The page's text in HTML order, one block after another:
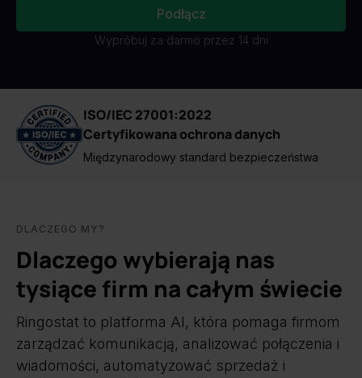
Podłącz
Wypróbuj za darmo przez 14 dni
ISO/IEC 27001:2022
Certyfikowana ochrona danych
Międzynarodowy standard bezpieczeństwa
DLACZEGO MY?
Dlaczego wybierają nas
tysiące firm na całym świecie
Ringostat to platforma AI, która pomaga firmom
zarządzać komunikacją, analizować połączenia i
wiadomości, automatyzować sprzedaż i